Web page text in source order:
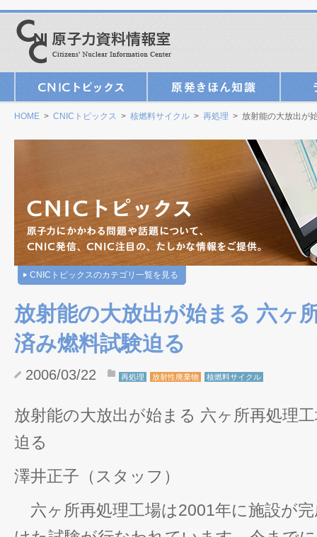
HOME > CNICトピックス > 核燃料サイクル > 再処理 > 放射能の大放出が
CNICトピックスのカテゴリ一覧を見る
放射能の大放出が始まる 六ヶ
済み燃料試験迫る
2006/03/22 再処理 放射性廃棄物 核燃料サイクル
放射能の大放出が始まる 六ヶ所再処理
迫る
澤井正子（スタッフ）
六ヶ所再処理工場は2001年に施設が